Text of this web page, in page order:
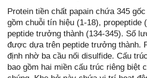
Protein tiền chất papain chứa 345
gồm chuỗi tín hiệu (1-18), propeptide
peptide trưởng thành (134-345). Số
được dựa trên peptide trưởng thành.
định nhờ ba cầu nối disulfide. Cấu
bao gồm hai miền cấu trúc riêng biệt